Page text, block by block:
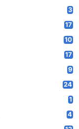
3
17
10
17
9
24
1
4